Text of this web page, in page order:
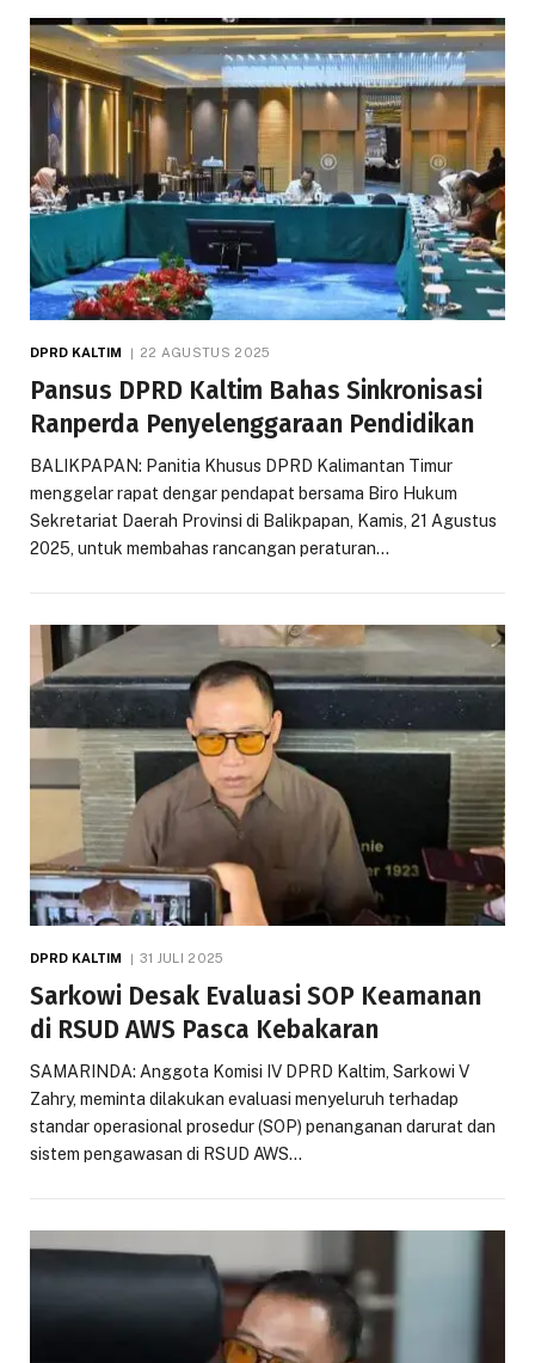
DPRD KALTIM 22 AGUSTUS 2025
Pansus DPRD Kaltim Bahas Sinkronisasi
Ranperda Penyelenggaraan Pendidikan
BALIKPAPAN: Panitia Khusus DPRD Kalimantan Timur
menggelar rapat dengar pendapat bersama Biro Hukum
Sekretariat Daerah Provinsi di Balikpapan, Kamis, 21 Agustus
2025, untuk membahas rancangan peraturan…
DPRD KALTIM 31 JULI 2025
Sarkowi Desak Evaluasi SOP Keamanan
di RSUD AWS Pasca Kebakaran
SAMARINDA: Anggota Komisi IV DPRD Kaltim, Sarkowi V
Zahry, meminta dilakukan evaluasi menyeluruh terhadap
standar operasional prosedur (SOP) penanganan darurat dan
sistem pengawasan di RSUD AWS…